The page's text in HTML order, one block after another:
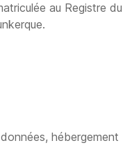
au Registre du
hébergement